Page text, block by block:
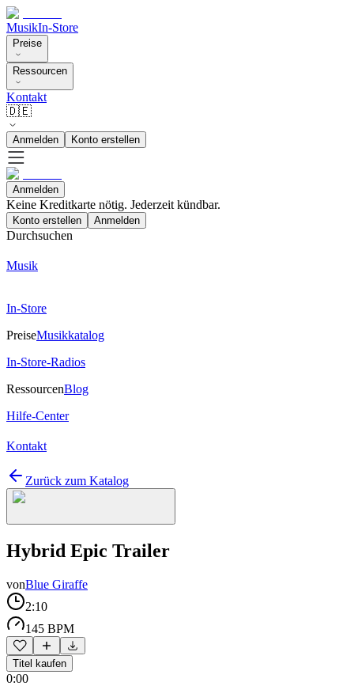
MusikIn-Store
Preise
Ressourcen
Kontakt
🇩🇪
Anmelden Konto erstellen
Anmelden
Keine Kreditkarte nötig. Jederzeit kündbar.
Konto erstellen Anmelden
Durchsuchen
Musik
In-Store
PreiseMusikkatalog
In-Store-Radios
RessourcenBlog
Hilfe-Center
Kontakt
Zurück zum Katalog
Hybrid Epic Trailer
vonBlue Giraffe
2:10
145 BPM
Titel kaufen
0:00